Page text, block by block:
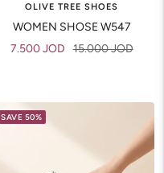
OLIVE TREE SHOES
WOMEN SHOSE W547
Sale
7.500 JOD Regular
15.000 JOD
SAVE 50%